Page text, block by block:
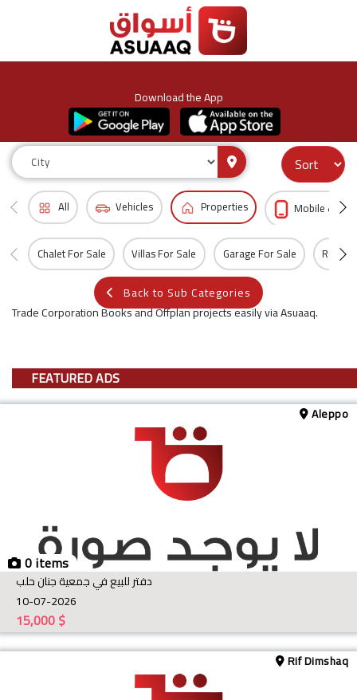
Download the App
All Vehicles Properties Mobile &
Chalet For Sale Villas For Sale Garage For Sale Room
Back to Sub Categories
Trade Corporation Books and Offplan projects easily via Asuaaq.
FEATURED ADS
0 items
Aleppo
دفتر للبيع في جمعية جنان حلب
10-07-2026
$
15,000
Rif Dimshaq